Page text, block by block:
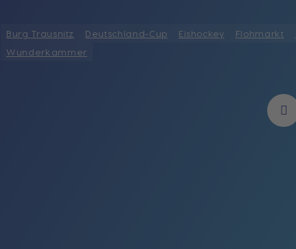
Burg Trausnitz Deutschland-Cup Eishockey Flohmarkt
Wunderkammer